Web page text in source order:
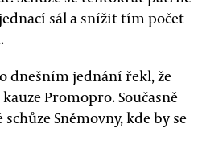
sál a snížit tím počet
dnešním jednání řekl, že
Promopro. Současně
Sněmovny, kde by se